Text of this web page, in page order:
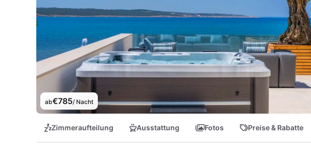
ab€785/ Nacht
Zimmeraufteilung Ausstattung Fotos Preise & Rabatte